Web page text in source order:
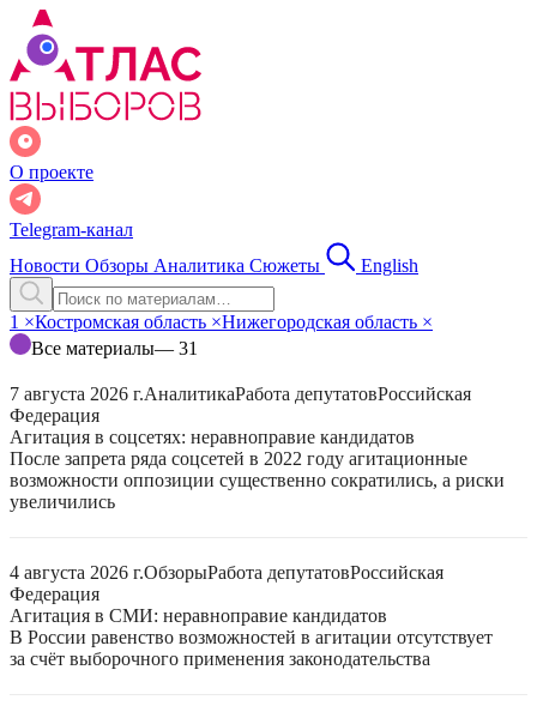
О проекте
Telegram-канал
Новости Обзоры Аналитика Сюжеты English
1 ×Костромская область ×Нижегородская область ×
Все материалы— 31
7 августа 2026 г.АналитикаРабота депутатовРоссийская
Федерация
Агитация в соцсетях: неравноправие кандидатов
После запрета ряда соцсетей в 2022 году агитационные
возможности оппозиции существенно сократились, а риски
увеличились
4 августа 2026 г.ОбзорыРабота депутатовРоссийская
Федерация
Агитация в СМИ: неравноправие кандидатов
В России равенство возможностей в агитации отсутствует
за счёт выборочного применения законодательства